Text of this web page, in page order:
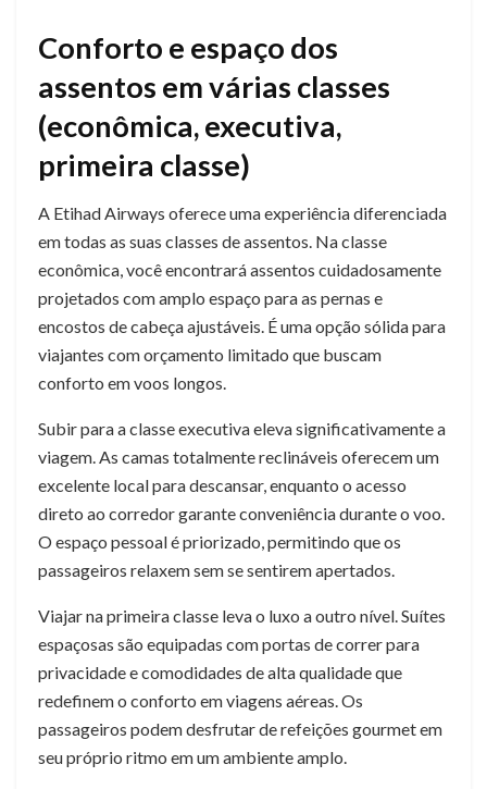
Conforto e espaço dos
assentos em várias classes
(econômica, executiva,
primeira classe)
A Etihad Airways oferece uma experiência diferenciada
em todas as suas classes de assentos. Na classe
econômica, você encontrará assentos cuidadosamente
projetados com amplo espaço para as pernas e
encostos de cabeça ajustáveis. É uma opção sólida para
viajantes com orçamento limitado que buscam
conforto em voos longos.
Subir para a classe executiva eleva significativamente a
viagem. As camas totalmente reclináveis ​​oferecem um
excelente local para descansar, enquanto o acesso
direto ao corredor garante conveniência durante o voo.
O espaço pessoal é priorizado, permitindo que os
passageiros relaxem sem se sentirem apertados.
Viajar na primeira classe leva o luxo a outro nível. Suítes
espaçosas são equipadas com portas de correr para
privacidade e comodidades de alta qualidade que
redefinem o conforto em viagens aéreas. Os
passageiros podem desfrutar de refeições gourmet em
seu próprio ritmo em um ambiente amplo.